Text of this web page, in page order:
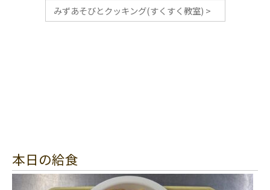
みずあそびとクッキング(すくすく教室) >
本日の給食